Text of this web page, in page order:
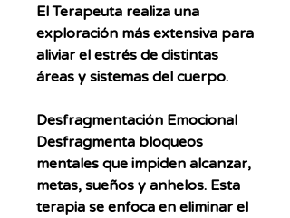
El Terapeuta realiza una
exploración más extensiva para
aliviar el estrés de distintas
áreas y sistemas del cuerpo.
Desfragmentación Emocional
Desfragmenta bloqueos
mentales que impiden alcanzar,
metas, sueños y anhelos. Esta
terapia se enfoca en eliminar el